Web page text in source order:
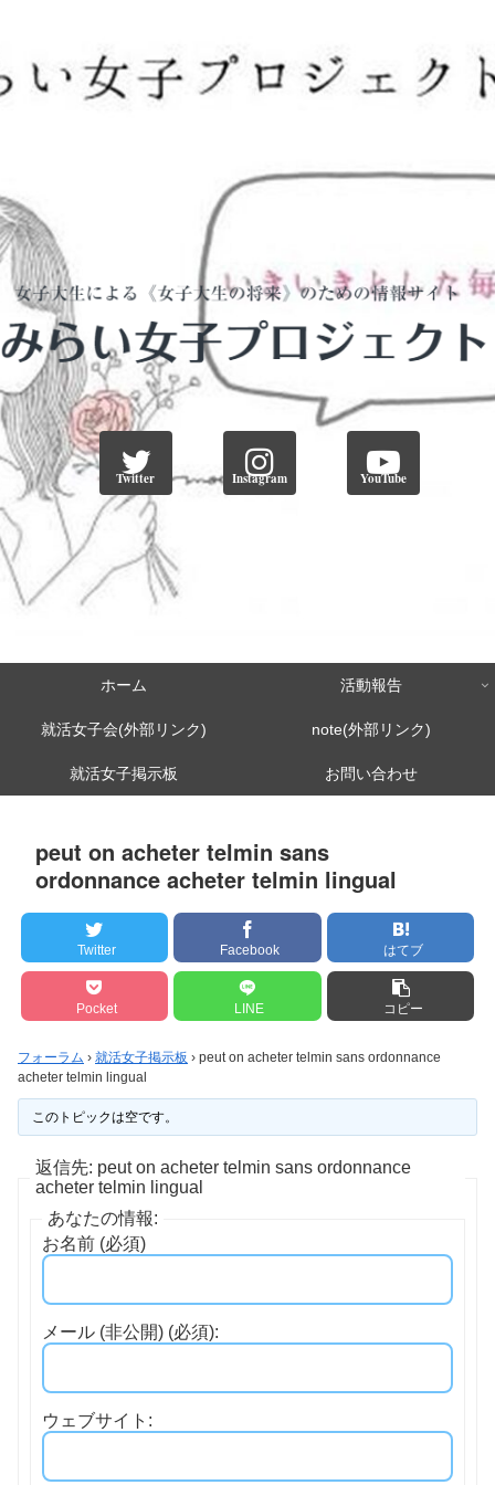
Twitter Instagram YouTube
ホーム 活動報告
就活女子会(外部リンク) note(外部リンク)
就活女子掲示板 お問い合わせ
peut on acheter telmin sans
ordonnance acheter telmin lingual
Twitter Facebook はてブ
Pocket LINE コピー
フォーラム › 就活女子掲示板 › peut on acheter telmin sans ordonnance
acheter telmin lingual
このトピックは空です。
返信先: peut on acheter telmin sans ordonnance
acheter telmin lingual
あなたの情報:
お名前 (必須)
メール (非公開) (必須):
ウェブサイト: